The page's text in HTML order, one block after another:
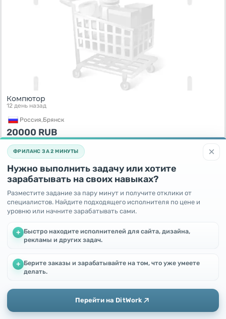
Компютор
12 день назад
Россия,Брянск
20000 RUB
12 день назад
Россия,
30000RUB
×
ФРИЛАНС ЗА 2 МИНУТЫ
Нужно выполнить задачу или хотите
зарабатывать на своих навыках?
Разместите задание за пару минут и получите отклики от
специалистов. Найдите подходящего исполнителя по цене и
уровню или начните зарабатывать сами.
+ Быстро находите исполнителей для сайта, дизайна,
рекламы и других задач.
+ Берите заказы и зарабатывайте на том, что уже умеете
делать.
Перейти на DitWork
Мы используем файлы cookie, чтобы улучшить работу и
Добавить Главная Сообщения Профиль